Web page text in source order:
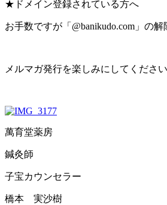
★ドメイン登録されている方へ
お手数ですが「@banikudo.com」の解
メルマガ発行を楽しみにしてくださ
萬育堂薬房
鍼灸師
子宝カウンセラー
橋本 実沙樹